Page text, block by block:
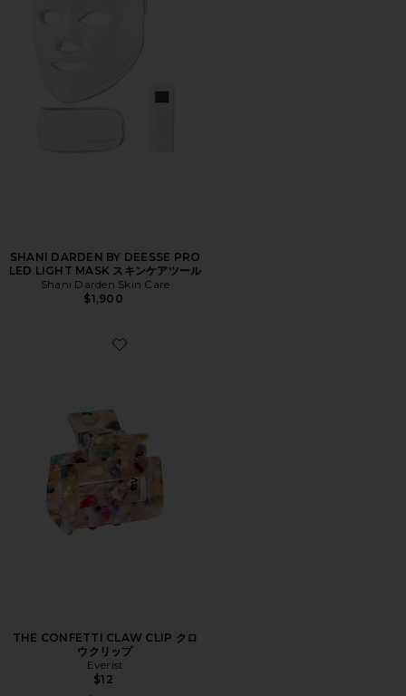
SHANI DARDEN BY DEESSE PRO
LED LIGHT MASK スキンケアツール
Shani Darden Skin Care
$1,900
Favorite THE CONFETTI CLAW CLIP クロウクリップ
THE CONFETTI CLAW CLIP クロ
ウクリップ
Everist
$12